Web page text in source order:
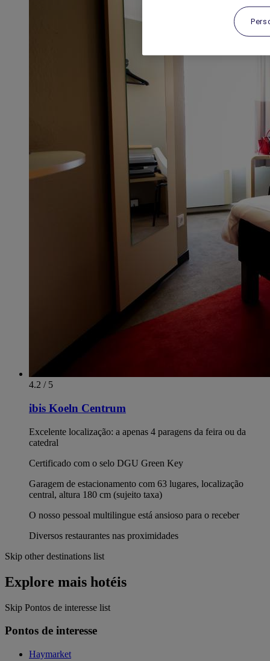
4.2 / 5
ibis Koeln Centrum
Excelente localização: a apenas 4 paragens da feira ou da
catedral
Certificado com o selo DGU Green Key
Garagem de estacionamento com 63 lugares, localização
central, altura 180 cm (sujeito taxa)
O nosso pessoal multilingue está ansioso para o receber
Diversos restaurantes nas proximidades
Skip other destinations list
Explore mais hotéis
Skip Pontos de interesse list
Pontos de interesse
Haymarket